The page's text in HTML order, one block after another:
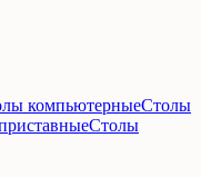
компьютерныеСтолы
Столы